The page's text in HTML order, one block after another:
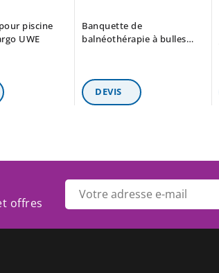
piscine
UWE
Banquette de
balnéothérapie à bulles
offres